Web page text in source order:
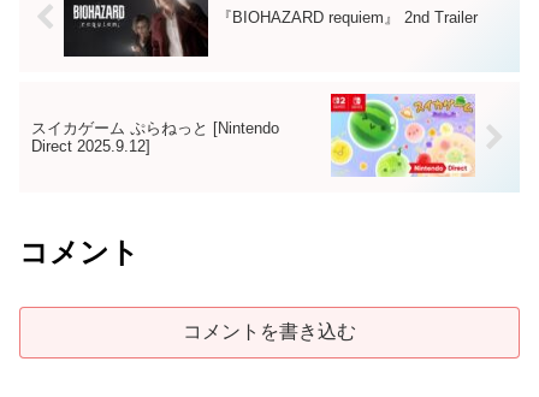
『BIOHAZARD requiem』 2nd Trailer
スイカゲーム ぷらねっと [Nintendo
Direct 2025.9.12]
コメント
コメントを書き込む